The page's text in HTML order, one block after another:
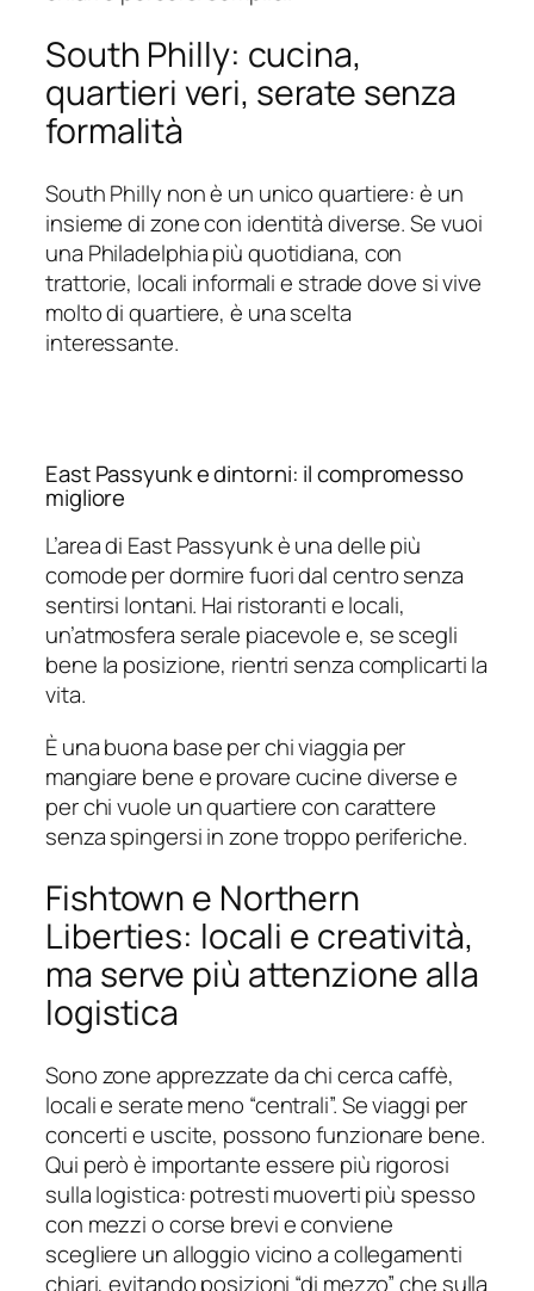
South Philly: cucina,
quartieri veri, serate senza
formalità
South Philly non è un unico quartiere: è un
insieme di zone con identità diverse. Se vuoi
una Philadelphia più quotidiana, con
trattorie, locali informali e strade dove si vive
molto di quartiere, è una scelta
interessante.
East Passyunk e dintorni: il compromesso
migliore
L’area di East Passyunk è una delle più
comode per dormire fuori dal centro senza
sentirsi lontani. Hai ristoranti e locali,
un’atmosfera serale piacevole e, se scegli
bene la posizione, rientri senza complicarti la
vita.
È una buona base per chi viaggia per
mangiare bene e provare cucine diverse e
per chi vuole un quartiere con carattere
senza spingersi in zone troppo periferiche.
Fishtown e Northern
Liberties: locali e creatività,
ma serve più attenzione alla
logistica
Sono zone apprezzate da chi cerca caffè,
locali e serate meno “centrali”. Se viaggi per
concerti e uscite, possono funzionare bene.
Qui però è importante essere più rigorosi
sulla logistica: potresti muoverti più spesso
con mezzi o corse brevi e conviene
scegliere un alloggio vicino a collegamenti
chiari, evitando posizioni “di mezzo” che sulla